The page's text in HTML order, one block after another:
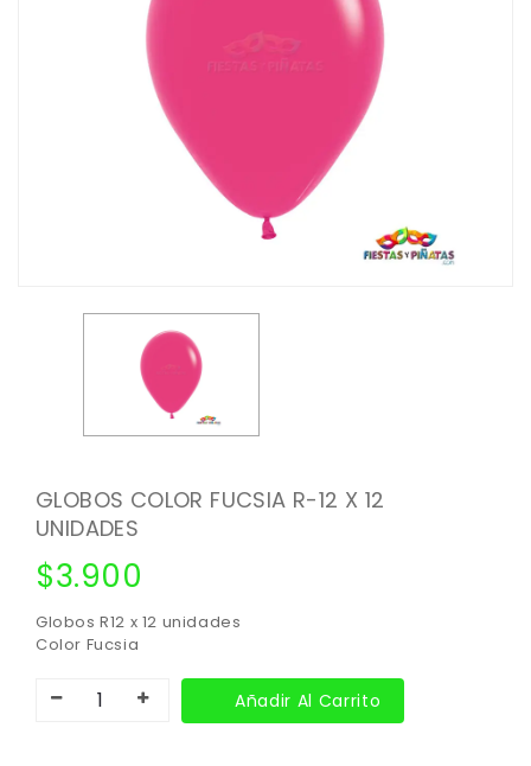
GLOBOS COLOR FUCSIA R-12 X 12
UNIDADES
$3.900
Globos R12 x 12 unidades
Color Fucsia
Añadir Al Carrito